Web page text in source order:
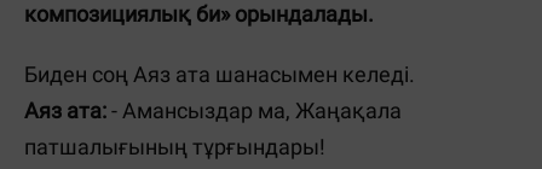
композициялық би» орындалады.
Биден соң Аяз ата шанасымен келеді.
Аяз ата:- Амансыздар ма, Жаңақала
патшалығының тұрғындары!